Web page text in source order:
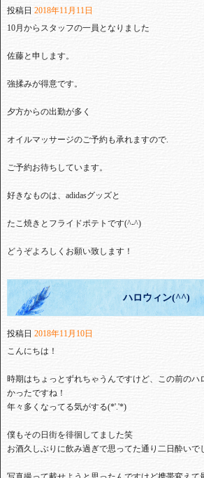
投稿日 2018年11月11日
10月からスタッフの一員となりました
佐藤と申します。
強揉みが得意です。
夕方からの出勤が多く
オイルマッサージのご予約も承れますので.
ご予約お待ちしています。
好きなものは、adidasグッズと
たこ焼きとフライドポテトです(^-^)
どうぞよろしくお願い致します！
ハロウィン(^^)
投稿日 2018年11月10日
こんにちは！
時期はちょっとずれちゃうんですけど、この前のハ
かったですね！
年々多くなってる気がする(*'.'*)
僕もその日街を徘徊してました笑
お酒久しぶりに飲み過ぎで思ってた通り二日酔いで